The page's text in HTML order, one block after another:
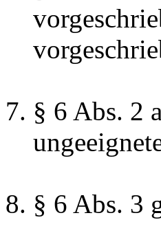
§ 6 Abs. 2
§ 6 Abs. 3